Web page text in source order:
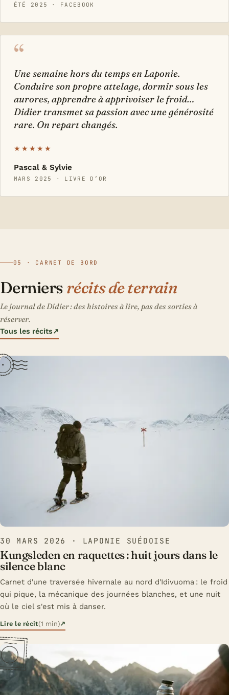
ÉTÉ 2025 · FACEBOOK
“
Une semaine hors du temps en Laponie.
Conduire son propre attelage, dormir sous les
aurores, apprendre à apprivoiser le froid…
Didier transmet sa passion avec une générosité
rare. On repart changés.
★★★★★
Pascal & Sylvie
MARS 2025 · LIVRE D’OR
05 · CARNET DE BORD
Derniers récits de terrain
Le journal de Didier : des histoires à lire, pas des sorties à
réserver.
Tous les récits↗
30 MARS 2026 · LAPONIE SUÉDOISE
Kungsleden en raquettes : huit jours dans le
silence blanc
Carnet d'une traversée hivernale au nord d'Idivuoma : le froid
qui pique, la mécanique des journées blanches, et une nuit
où le ciel s'est mis à danser.
Lire le récit(1 min)↗